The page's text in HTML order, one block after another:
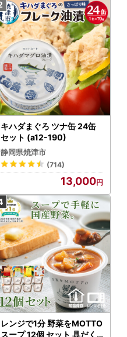
キハダまぐろ ツナ缶 24缶
セット (a12-190)
静岡県焼津市
(714)
13,000
レンジで1分 野菜をMOTTO
スープ 12個 セット 具だく